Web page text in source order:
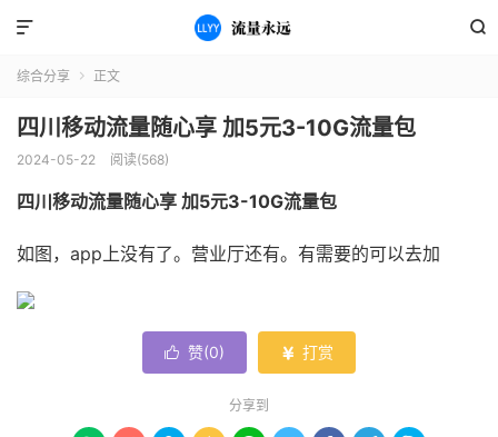


综合分享  正文
四川移动流量随心享 加5元3-10G流量包
2024-05-22 阅读(568)
四川移动流量随心享 加5元3-10G流量包
如图，app上没有了。营业厅还有。有需要的可以去加
 赞(0)  打赏
分享到